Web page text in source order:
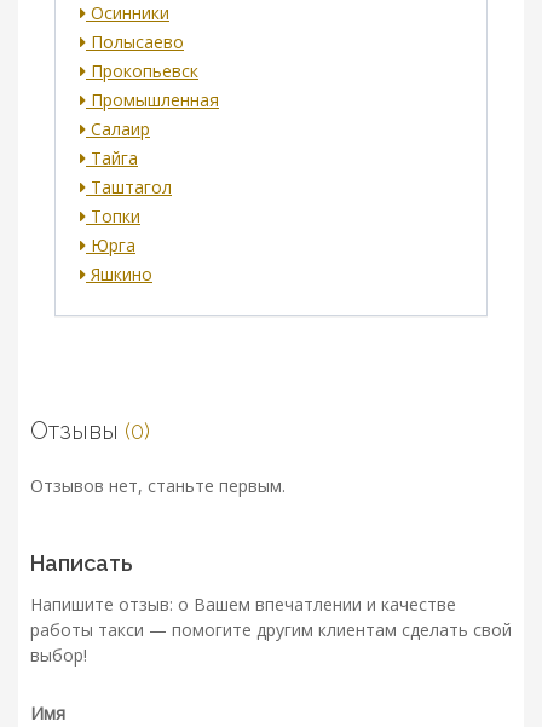
Осинники
Полысаево
Прокопьевск
Промышленная
Салаир
Тайга
Таштагол
Топки
Юрга
Яшкино
Отзывы (0)
Отзывов нет, станьте первым.
Написать
Напишите отзыв: о Вашем впечатлении и качестве
работы такси — помогите другим клиентам сделать свой
выбор!
Имя